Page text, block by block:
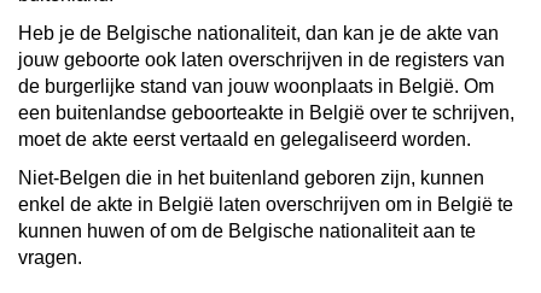
Heb je de Belgische nationaliteit, dan kan je de akte van
jouw geboorte ook laten overschrijven in de registers van
de burgerlijke stand van jouw woonplaats in België. Om
een buitenlandse geboorteakte in België over te schrijven,
moet de akte eerst vertaald en gelegaliseerd worden.
Niet-Belgen die in het buitenland geboren zijn, kunnen
enkel de akte in België laten overschrijven om in België te
kunnen huwen of om de Belgische nationaliteit aan te
vragen.